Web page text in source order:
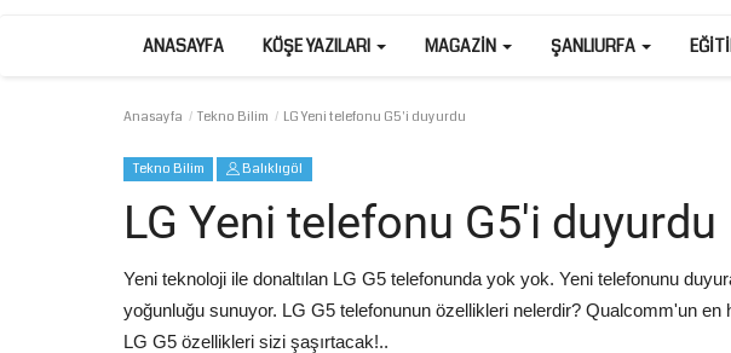
ANASAYFA KÖŞE YAZILARI MAGAZIN ŞANLIURFA
Anasayfa Tekno Bilim LG Yeni telefonu G5'i duyurdu
Tekno Bilim Balıklıgöl
LG Yeni telefonu G5'i duyurdu
Yeni teknoloji ile donaltılan LG G5 telefonunda yok yok. Yeni telefonunu
yoğunluğu sunuyor. LG G5 telefonunun özellikleri nelerdir? Qualcomm'un en
LG G5 özellikleri sizi şaşırtacak!..